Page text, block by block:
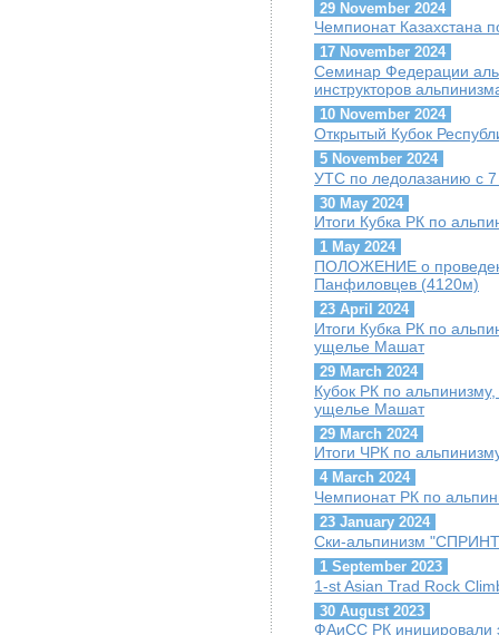
29 November 2024
Чемпионат Казахстана
17 November 2024
Семинар Федерации
инструкторов
10 November 2024
Открытый Кубок
5 November 2024
УТС по ледолазанию с 7
30 May 2024
Итоги Кубка РК по
1 May 2024
ПОЛОЖЕНИЕ о
Панфиловцев (4120м)
23 April 2024
Итоги Кубка РК по
ущелье Машат
29 March 2024
Кубок РК по
ущелье Машат
29 March 2024
Итоги ЧРК по
4 March 2024
Чемпионат РК по
23 January 2024
Ски-альпинизм
1 September 2023
1-st Asian Trad Rock
30 August 2023
ФАиСС РК иницировали